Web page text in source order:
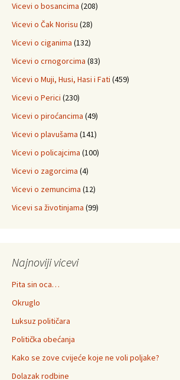
Vicevi o bosancima (208)
Vicevi o Čak Norisu (28)
Vicevi o ciganima (132)
Vicevi o crnogorcima (83)
Vicevi o Muji, Husi, Hasi i Fati (459)
Vicevi o Perici (230)
Vicevi o piroćancima (49)
Vicevi o plavušama (141)
Vicevi o policajcima (100)
Vicevi o zagorcima (4)
Vicevi o zemuncima (12)
Vicevi sa životinjama (99)
Najnoviji vicevi
Pita sin oca…
Okruglo
Luksuz političara
Politička obećanja
Kako se zove cvijeće koje ne voli poljake?
Dolazak rodbine